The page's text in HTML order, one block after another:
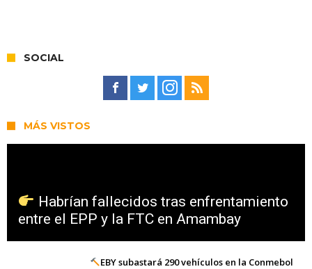
SOCIAL
MÁS VISTOS
Habrían fallecidos tras enfrentamiento
entre el EPP y la FTC en Amambay
EBY subastará 290 vehículos en la Conmebol